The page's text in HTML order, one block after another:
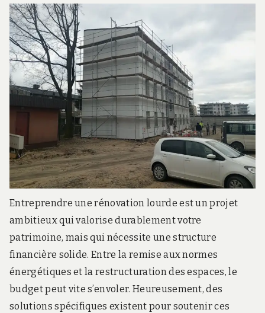
Entreprendre une rénovation lourde est un projet
ambitieux qui valorise durablement votre
patrimoine, mais qui nécessite une structure
financière solide. Entre la remise aux normes
énergétiques et la restructuration des espaces, le
budget peut vite s’envoler. Heureusement, des
solutions spécifiques existent pour soutenir ces